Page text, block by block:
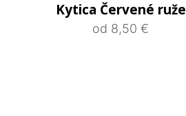
Kytica Červené ruže
od 8,50 €